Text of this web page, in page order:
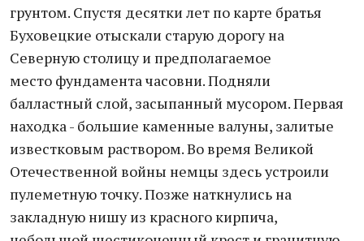
грунтом. Спустя десятки лет по карте братья
Буховецкие отыскали старую дорогу на
Северную столицу и предполагаемое
место фундамента часовни. Подняли
балластный слой, засыпанный мусором. Первая
находка - большие каменные валуны, залитые
известковым раствором. Во время Великой
Отечественной войны немцы здесь устроили
пулеметную точку. Позже наткнулись на
закладную нишу из красного кирпича,